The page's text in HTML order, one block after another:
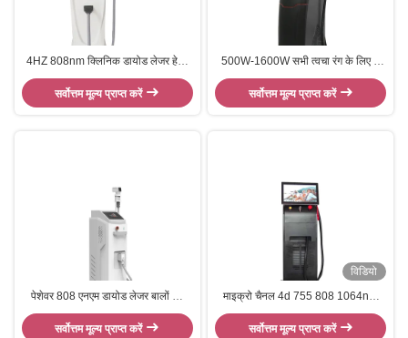
4HZ 808nm क्लिनिक डायोड लेजर हेयर
रिमूवल मशीन
सर्वोत्तम मूल्य प्राप्त करें
500W-1600W सभी त्वचा रंग के लिए 4
तरंग दैर्ध्य 808nm डायोड लेजर बाल हटाने
की मशीन
सर्वोत्तम मूल्य प्राप्त करें
पेशेवर 808 एनएम डायोड लेजर बालों को
हटाने की मशीन ओम ओडीएम स्थायी
सर्वोत्तम मूल्य प्राप्त करें
विडियो
माइक्रो चैनल 4d 755 808 1064nm
डायोड लेजर बाल हटाने की मशीन
सर्वोत्तम मूल्य प्राप्त करें